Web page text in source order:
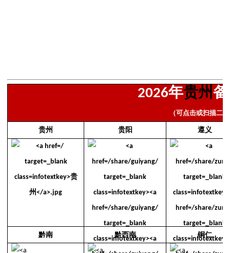
2026年贵州
（可点击或扫描二
贵州 贵阳 遵义
黔南 黔西南 铜仁